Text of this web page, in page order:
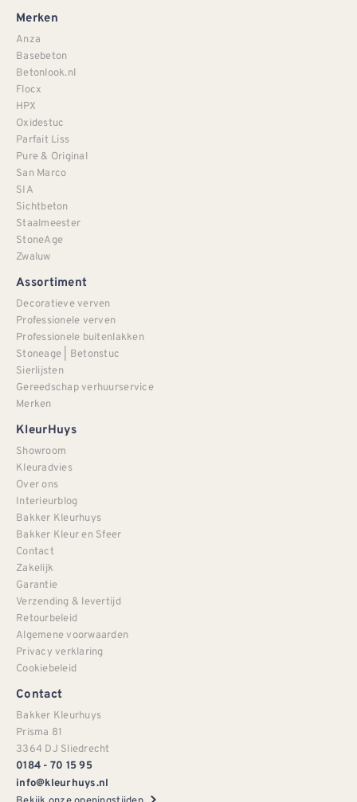
Merken
Anza
Basebeton
Betonlook.nl
Flocx
HPX
Oxidestuc
Parfait Liss
Pure & Original
San Marco
SIA
Sichtbeton
Staalmeester
StoneAge
Zwaluw
Assortiment
Decoratieve verven
Professionele verven
Professionele buitenlakken
Stoneage | Betonstuc
Sierlijsten
Gereedschap verhuurservice
Merken
KleurHuys
Showroom
Kleuradvies
Over ons
Interieurblog
Bakker Kleurhuys
Bakker Kleur en Sfeer
Contact
Zakelijk
Garantie
Verzending & levertijd
Retourbeleid
Algemene voorwaarden
Privacy verklaring
Cookiebeleid
Contact
Bakker Kleurhuys
Prisma 81
3364 DJ Sliedrecht
0184 - 70 15 95
info@kleurhuys.nl